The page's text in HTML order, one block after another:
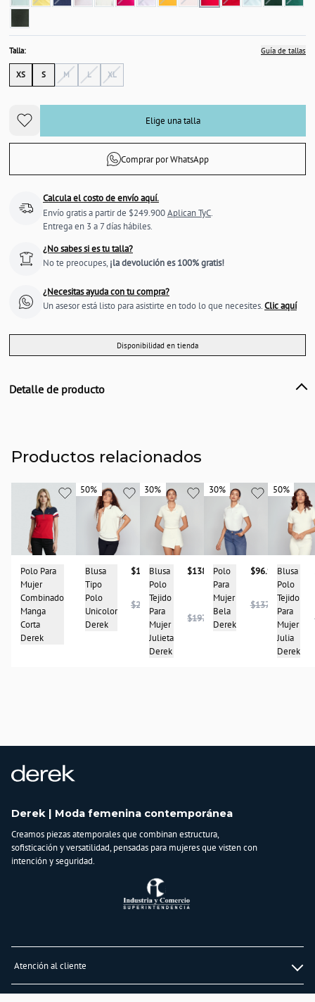
Talla: Guía de tallas
XS S M L XL
Elige una talla
Comprar por WhatsApp
Calcula el costo de envío aquí.
Envío gratis a partir de $249.900Aplican TyC.
Entrega en 3 a 7 días hábiles.
¿No sabes si es tu talla?
No te preocupes, ¡la devolución es 100% gratis!
¿Necesitas ayuda con tu compra?
Un asesor está listo para asistirte en todo lo que necesites.Clic aquí
Disponibilidad en tienda
Detalle de producto
de silueta semi ajustada. Derek
COLOMBIA
Importador:
BAGUER
Cuidado y Lavado
Lavar en maquina, no usar blanqueadores, lavar y secar con colores similares y
planchar a temperatura tibia
Composición:
96%algodón-4%spandex
Productos relacionados
Polo Para
Mujer
Combinado
Manga
Corta
Derek
$137.900
50%
50%
Blusa
Tipo
Polo
Unicolor
Derek
$146.950
$293.900
30%
30%
Blusa
Polo
Tejido
Para
Mujer
Julieta
Derek
$138.950
$197.900
30%
30%
Polo
Para
Mujer
Bela
Derek
$96.950
$137.900
50%
50%
Blusa
Polo
Tejido
Para
Mujer
Julia
Derek
Derek | Moda femenina contemporánea
Creamos piezas atemporales que combinan estructura,
sofisticación y versatilidad, pensadas para mujeres que visten con
intención y seguridad.
Atención al cliente
Whatsapp